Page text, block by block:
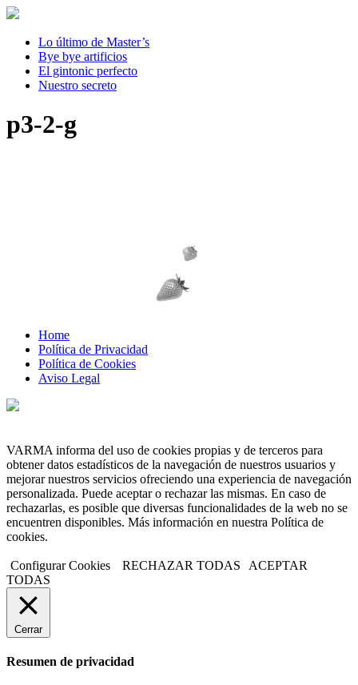
Lo último de Master’s
Bye bye artificios
El gintonic perfecto
Nuestro secreto
p3-2-g
Home
Política de Privacidad
Política de Cookies
Aviso Legal
VARMA informa del uso de cookies propias y de terceros para
obtener datos estadísticos de la navegación de nuestros usuarios y
mejorar nuestros servicios ofreciendo una experiencia de navegación
personalizada. Puede aceptar o rechazar las mismas. En caso de
rechazarlas, es posible que diversas funcionalidades de la web no se
encuentren disponibles. Más información en nuestra Política de
cookies.
Configurar Cookies RECHAZAR TODAS
ACEPTAR
TODAS
Cerrar
Resumen de privacidad